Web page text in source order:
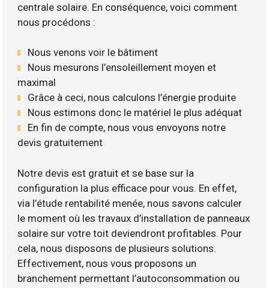
centrale solaire. En conséquence, voici comment
nous procédons :
Nous venons voir le bâtiment
Nous mesurons l’ensoleillement moyen et
maximal
Grâce à ceci, nous calculons l’énergie produite
Nous estimons donc le matériel le plus adéquat
En fin de compte, nous vous envoyons notre
devis gratuitement
Notre devis est gratuit et se base sur la
configuration la plus efficace pour vous. En effet,
via l’étude rentabilité menée, nous savons calculer
le moment où les travaux d’installation de panneaux
solaire sur votre toit deviendront profitables. Pour
cela, nous disposons de plusieurs solutions.
Effectivement, nous vous proposons un
branchement permettant l’autoconsommation ou